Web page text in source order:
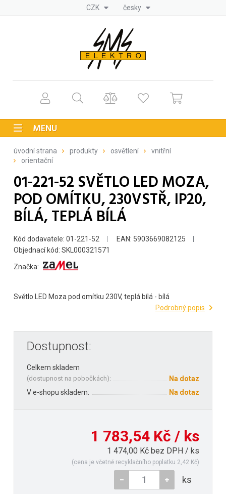
CZK česky
MENU
úvodní strana produkty osvětlení
vnitřní
orientační
01-221-52 SVĚTLO LED MOZA,
POD OMÍTKU, 230VSTŘ, IP20,
BÍLÁ, TEPLÁ BÍLÁ
Kód dodavatele: 01-221-52
EAN: 5903669082125
Objednací kód: SKL000321571
Značka:
Světlo LED Moza pod omítku 230V, teplá bílá - bílá
Podrobný popis
Dostupnost:
Celkem skladem
(dostupnost na pobočkách):
Na dotaz
V e-shopu skladem:
Na dotaz
1 783,54 Kč / ks
1 474,00 Kč bez DPH / ks
(cena je včetně recyklačního poplatku 2,42 Kč)
ks